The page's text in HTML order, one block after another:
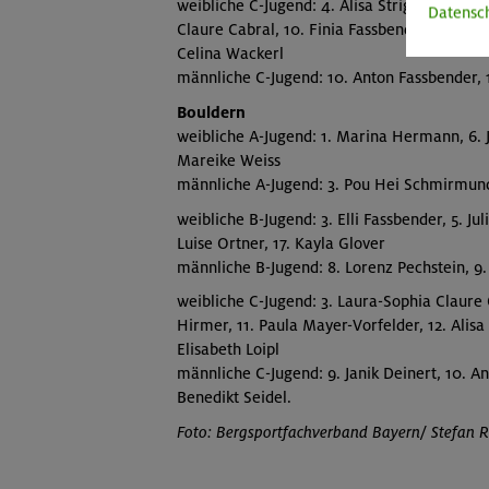
weibliche C-Jugend: 4. Alisa Strigo, 5.
Claure Cabral, 10. Finia Fassbender, 12.
Celina Wackerl
männliche C-Jugend: 10. Anton
Bouldern
weibliche A-Jugend: 1. Marina Hermann, 6.
Mareike Weiss
männliche A-Jugend: 3. Pou Hei
weibliche B-Jugend: 3. Elli Fassbender, 5.
Luise Ortner, 17. Kayla Glover
männliche B-Jugend: 8. Lorenz Pechstein,
weibliche C-Jugend: 3. Laura-Sophia
Hirmer, 11. Paula Mayer-Vorfelder, 12.
Elisabeth Loipl
männliche C-Jugend: 9. Janik Deinert, 10.
Benedikt Seidel.
Foto: Bergsportfachverband Bayern/ Stefan